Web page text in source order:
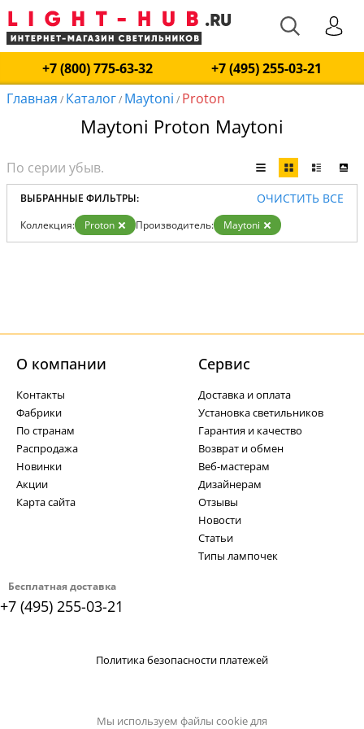
+7 (800) 775-63-32
+7 (495) 255-03-21
Главная / Каталог/ Maytoni / Proton
Maytoni Proton Maytoni
ВЫБРАННЫЕ ФИЛЬТРЫ: ОЧИСТИТЬ ВСЕ
Коллекция: Proton Производитель: Maytoni
Бесплатная доставка
+7 (495) 255-03-21
О компании
Контакты
Фабрики
По странам
Распродажа
Новинки
Акции
Карта сайта
Cервис
Доставка и оплата
Установка светильников
Гарантия и качество
Возврат и обмен
Веб-мастерам
Дизайнерам
Отзывы
Новости
Статьи
Типы лампочек
Политика безопасности платежей
Мы используем файлы cookie для